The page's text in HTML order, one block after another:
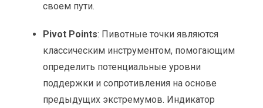
своем пути.
Pivot Points: Пивотные точки являются
классическим инструментом, помогающим
определить потенциальные уровни
поддержки и сопротивления на основе
предыдущих экстремумов. Индикатор